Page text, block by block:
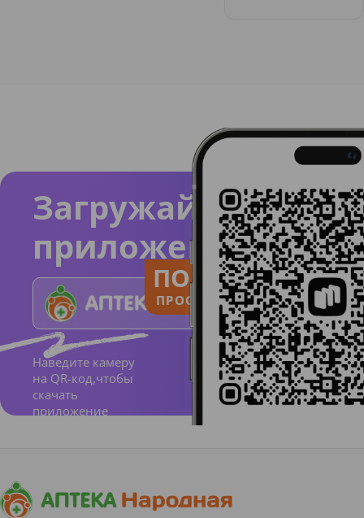
Загружайте
приложение
Наведите камеру
на QR-код,чтобы
скачать
приложение
ПОЛЬЗУЙСЯ
ПРОСТО И ПОНЯТНО